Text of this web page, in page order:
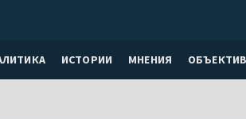
ИСТОРИИ МНЕНИЯ ОБЪЕКТИВ